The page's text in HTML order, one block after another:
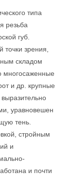
типа
резьба
губ.
зрения,
складом
многосаженные
и др. крупные
уравновешен
тень.
стройным
и
и почти